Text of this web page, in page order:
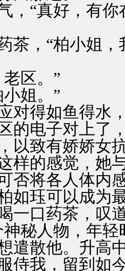
“真好，有你
，“柏小姐，
区。”
姐。”
得如鱼得水
电子对上了，
以致有娇娇女
样的感觉，她
将各人体内感
如珏可以成为
口药茶，叹道
人物，年轻
遣散他。升高
侍我，留到如